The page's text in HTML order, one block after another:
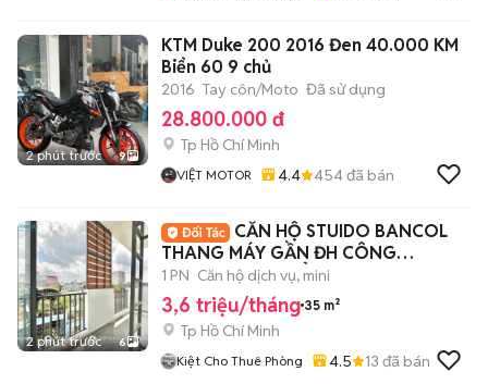
2 phút trước 9
KTM Duke 200 2016 Đen 40.000 KM
Biển 60 9 chủ
2016 Tay côn/Moto Đã sử dụng
28.800.000 đ
Tp Hồ Chí Minh
VIỆT MOTOR 4.4 454đã bán
2 phút trước 6
CĂN HỘ STUIDO BANCOL
THANG MÁY GẦN ĐH CÔNG
THƯƠNG CAO ĐẲNG GTVT AEON
1 PN Căn hộ dịch vụ, mini
3,6 triệu/tháng 35 m²
Tp Hồ Chí Minh
Kiệt Cho Thuê Phòng 4.5 13 đã bán